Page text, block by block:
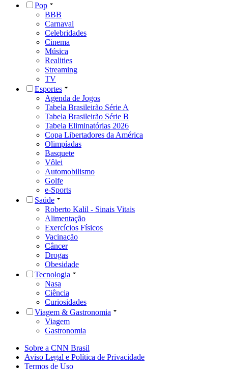
Pop
BBB
Carnaval
Celebridades
Cinema
Música
Realities
Streaming
TV
Esportes
Agenda de Jogos
Tabela Brasileirão Série A
Tabela Brasileirão Série B
Tabela Eliminatórias 2026
Copa Libertadores da América
Olimpíadas
Basquete
Vôlei
Automobilismo
Golfe
e-Sports
Saúde
Roberto Kalil - Sinais Vitais
Alimentação
Exercícios Físicos
Vacinação
Câncer
Drogas
Obesidade
Tecnologia
Nasa
Ciência
Curiosidades
Viagem & Gastronomia
Viagem
Gastronomia
Sobre a CNN Brasil
Aviso Legal e Política de Privacidade
Termos de Uso